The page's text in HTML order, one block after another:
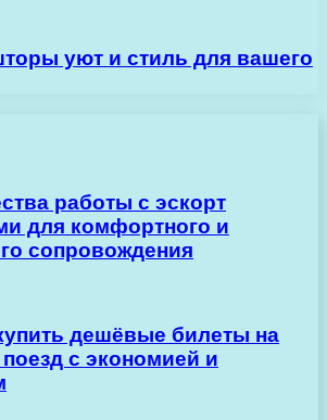
уют и стиль для вашего
работы с эскорт
для комфортного и
сопровождения
дешёвые билеты на
с экономией и